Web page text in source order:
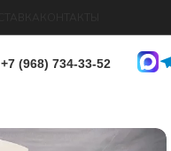
+7 (968) 734-33-52